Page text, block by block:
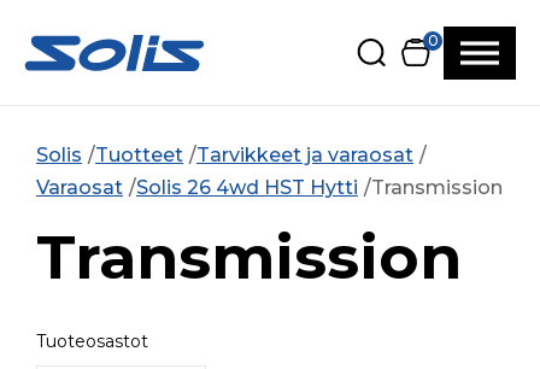
0
Solis Tuotteet
Tarvikkeet ja varaosat
Varaosat Solis 26 4wd HST Hytti Transmission
Transmission
Tuoteosastot